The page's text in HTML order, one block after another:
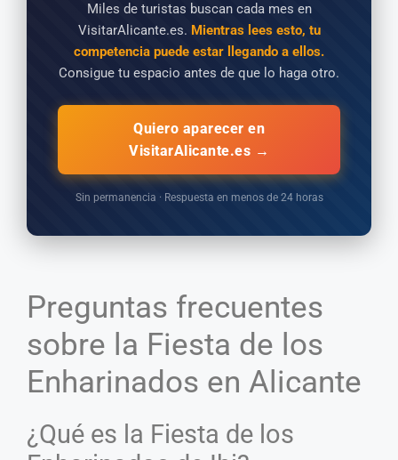
Miles de turistas buscan cada mes en
VisitarAlicante.es. Mientras lees esto, tu
competencia puede estar llegando a ellos.
Consigue tu espacio antes de que lo haga otro.
Quiero aparecer en
VisitarAlicante.es →
Sin permanencia · Respuesta en menos de 24 horas
Preguntas frecuentes
sobre la Fiesta de los
Enharinados en Alicante
¿Qué es la Fiesta de los